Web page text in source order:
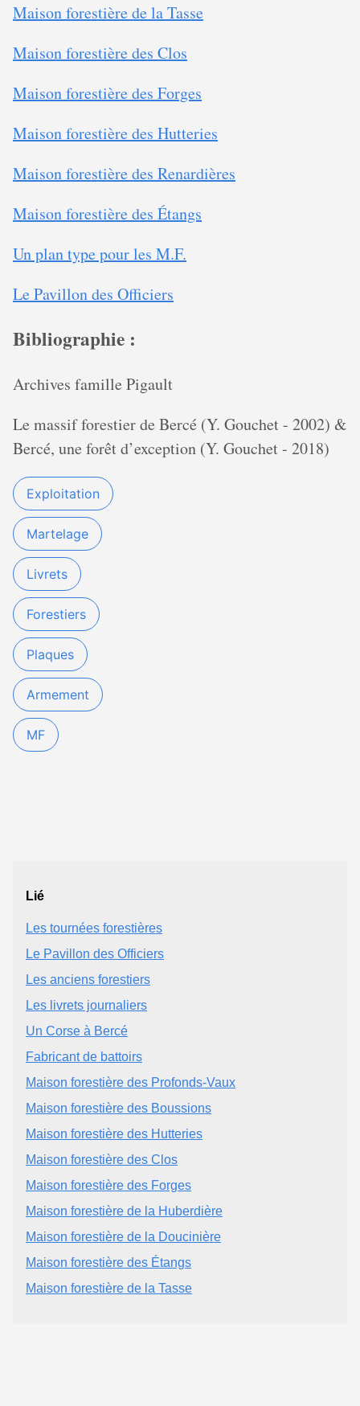
Maison forestière de la Tasse
Maison forestière des Clos
Maison forestière des Forges
Maison forestière des Hutteries
Maison forestière des Renardières
Maison forestière des Étangs
Un plan type pour les M.F.
Le Pavillon des Officiers
Bibliographie :
Archives famille Pigault
Le massif forestier de Bercé (Y. Gouchet - 2002) &
Bercé, une forêt d’exception (Y. Gouchet - 2018)
Exploitation
Martelage
Livrets
Forestiers
Plaques
Armement
MF
Lié
Les tournées forestières
Le Pavillon des Officiers
Les anciens forestiers
Les livrets journaliers
Un Corse à Bercé
Fabricant de battoirs
Maison forestière des Profonds-Vaux
Maison forestière des Boussions
Maison forestière des Hutteries
Maison forestière des Clos
Maison forestière des Forges
Maison forestière de la Huberdière
Maison forestière de la Doucinière
Maison forestière des Étangs
Maison forestière de la Tasse